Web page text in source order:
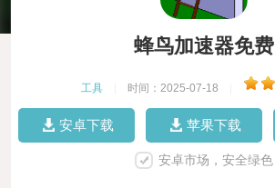
蜂鸟加速器免费
工具 时间：2025-07-18
安卓下载 苹果下载
安卓市场，安全绿色